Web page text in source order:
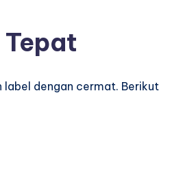
label dengan cermat. Berikut